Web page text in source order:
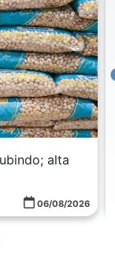
alta
06/08/2026